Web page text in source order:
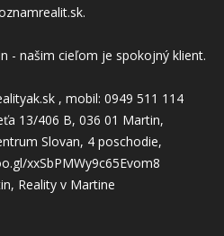
- našim cieľom je spokojný klient.
, mobil: 0949 511 114
13/406 B, 036 01 Martin,
Slovan, 4 poschodie,
xxSbPMWy9c65Evom8
Reality v Martine